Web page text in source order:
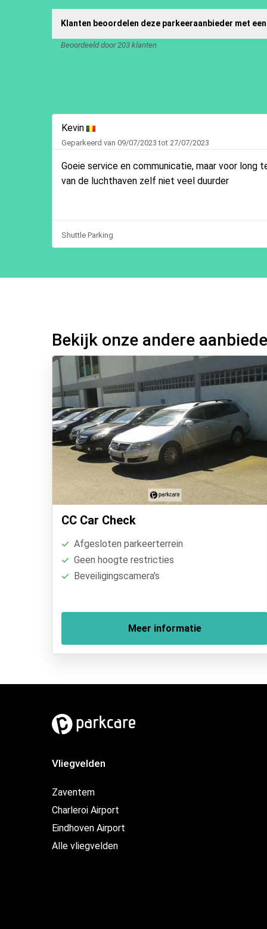
Klanten beoordelen deze parkeeraanbieder met een
Beoordeeld door 203 klanten
Kevin
Geparkeerd van 09/07/2023 tot 27/07/2023
Goeie service en communicatie, maar voor long
van de luchthaven zelf niet veel duurder
Shuttle Parking
Bekijk onze andere
CC Car Check
Afgesloten parkeerterrein
Geen hoogte restricties
Beveiligingscamera's
Meer informatie
Vliegvelden
Zaventem
Charleroi Airport
Eindhoven Airport
Alle vliegvelden